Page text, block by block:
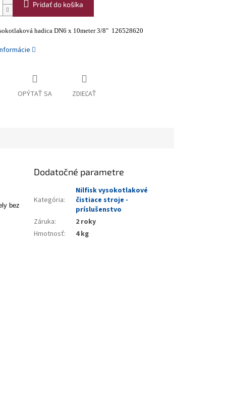
Pridať do košíka
hadica DN6 x 10meter 3/8" 126528620
OPÝTAŤ SA ZDIEĽAŤ
bez
Dodatočné parametre
Kategória:
Nilfisk vysokotlakové
čistiace stroje -
príslušenstvo
Záruka:
2 roky
Hmotnosť: 4 kg